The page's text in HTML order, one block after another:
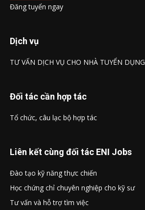
Đăng tuyển ngay
Dịch vụ
TƯ VẤN DỊCH VỤ CHO NHÀ TUYỂN DỤNG
Đối tác cần hợp tác
Tổ chức, câu lạc bộ hợp tác
Liên kết cùng đối tác ENI Jobs
Đào tạo kỹ năng thực chiến
Học chứng chỉ chuyên nghiệp cho kỹ sư
Tư vấn và hỗ trợ tìm việc